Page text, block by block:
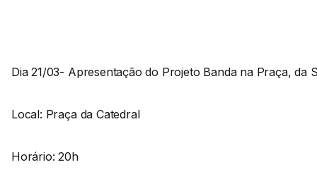
Dia 21/03- Apresentação do Projeto Banda na Praça, da
Local: Praça da Catedral
Horário: 20h